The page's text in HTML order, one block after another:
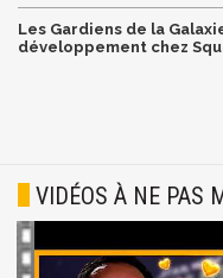
Les Gardiens de la
développement chez
VIDÉOS À NE PAS